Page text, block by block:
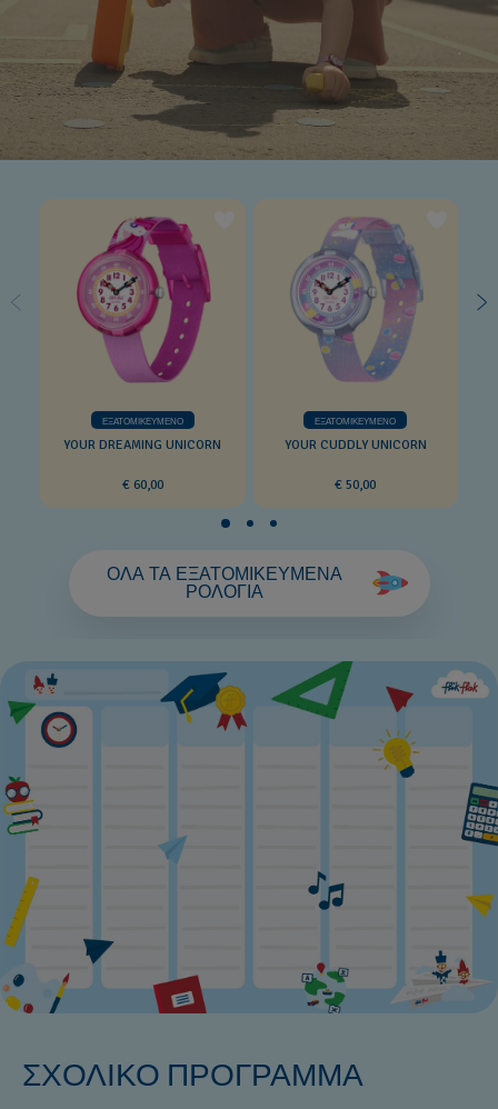
ΕΞΑΤΟΜΙΚΕΥΜΈΝΟ
YOUR DREAMING UNICORN
€ 60,00
ΕΞΑΤΟΜΙΚΕΥΜΈΝΟ
YOUR CUDDLY UNICORN
€ 50,00
ΟΛΑ ΤΑ ΕΞΑΤΟΜΙΚΕΥΜΕΝΑ
ΡΟΛΟΓΙΑ
ΣΧΟΛΙΚΟ ΠΡΟΓΡΑΜΜΑ